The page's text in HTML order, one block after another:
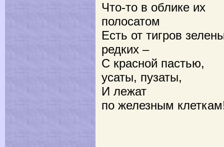
Что-то в облике их
полосатом
Есть от тигров
редких –
С красной пастью,
усаты, пузаты,
И лежат
по железным